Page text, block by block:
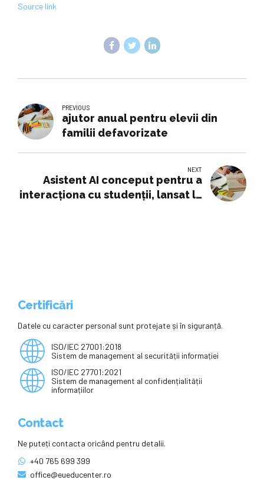
Source link
PREVIOUS
ajutor anual pentru elevii din
familii defavorizate
NEXT
Asistent AI conceput pentru a
interacționa cu studenții, lansat la
Certificări
Datele cu caracter personal sunt protejate și în siguranță.
ISO/IEC 27001:2018
Sistem de management al securității informației
ISO/IEC 27701:2021
Sistem de management al confidențialității
informațiilor
Contact
Ne puteți contacta oricând pentru detalii.
+40 765 699 399
office@eueducenter.ro